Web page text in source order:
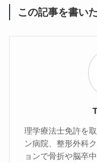
この記事を書い
理学療法士免許を
ン病院、整形外科
ョンで骨折や脳卒